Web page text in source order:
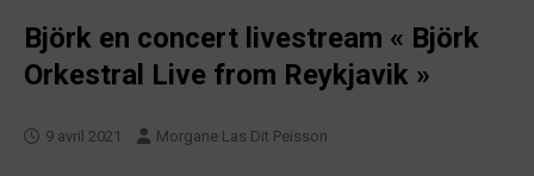
Björk en concert livestream « Björk
Orkestral Live from Reykjavik »
9 avril 2021 Morgane Las Dit Peisson